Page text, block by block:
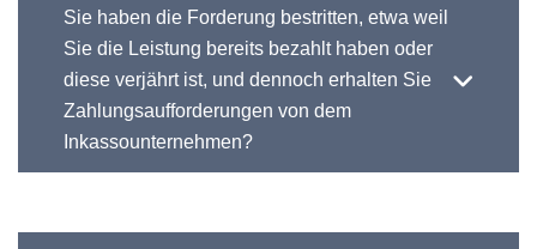
Sie haben die Forderung bestritten, etwa weil
Sie die Leistung bereits bezahlt haben oder
diese verjährt ist, und dennoch erhalten Sie
Zahlungsaufforderungen von dem
Inkassounternehmen?